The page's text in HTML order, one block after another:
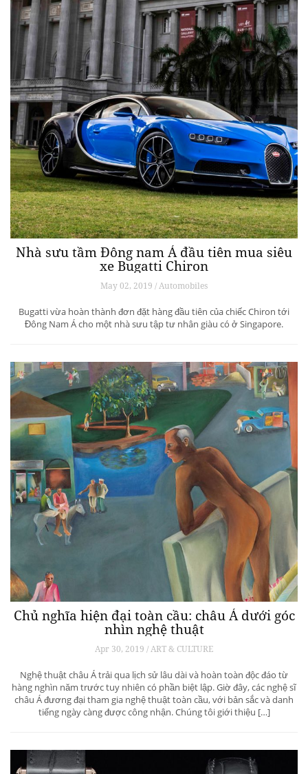
Nhà sưu tầm Đông nam Á đầu tiên mua siêu
xe Bugatti Chiron
May 02, 2019 / Automobiles
Bugatti vừa hoàn thành đơn đặt hàng đầu tiên của chiếc Chiron tới
Đông Nam Á cho một nhà sưu tập tư nhân giàu có ở Singapore.
Chủ nghĩa hiện đại toàn cầu: châu Á dưới góc
nhìn nghệ thuật
Apr 30, 2019 / ART & CULTURE
Nghệ thuật châu Á trải qua lịch sử lâu dài và hoàn toàn độc đáo từ
hàng nghìn năm trước tuy nhiên có phần biệt lập. Giờ đây, các nghệ sĩ
châu Á đương đại tham gia nghệ thuật toàn cầu, với bản sắc và danh
tiếng ngày càng được công nhận. Chúng tôi giới thiệu […]